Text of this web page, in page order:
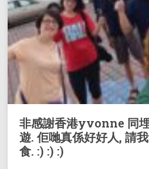
非感謝香港yvonne 同
遊. 佢哋真係好好人, 請
食. :) :) :)